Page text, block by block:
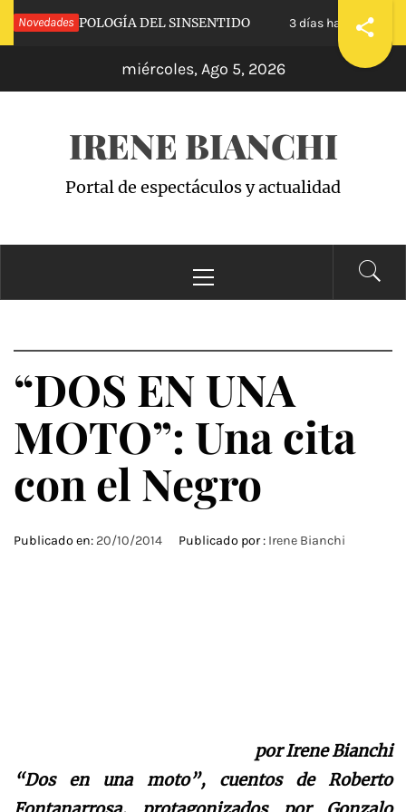
Saltar
al
Novedades
APOLOGÍA DEL SINSENTIDO 3 días hace
miércoles, Ago 5, 2026
IRENE BIANCHI
Portal de espectáculos y actualidad
principal
“DOS EN UNA
MOTO”: Una cita
con el Negro
Publicado en: 20/10/2014 Publicado por : Irene Bianchi
por Irene Bianchi
“Dos en una moto”, cuentos de Roberto